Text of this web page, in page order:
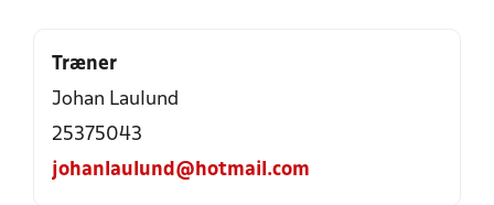
Træner
Johan Laulund
25375043
johanlaulund@hotmail.com